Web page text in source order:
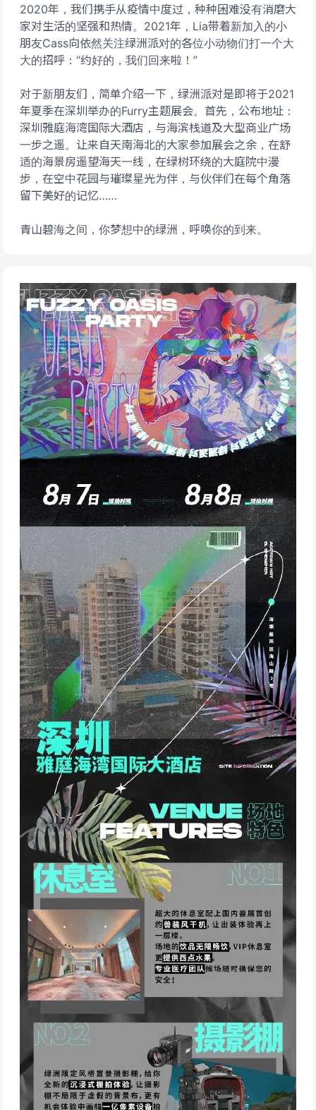
2020年，我们携手从疫情中度过，种种困难没有消磨大
家对生活的坚强和热情。2021年，Lia带着新加入的小
朋友Cass向依然关注绿洲派对的各位小动物们打一个大
大的招呼：“约好的，我们回来啦！”
对于新朋友们，简单介绍一下，绿洲派对是即将于2021
年夏季在深圳举办的Furry主题展会。首先，公布地址：
深圳雅庭海湾国际大酒店，与海滨栈道及大型商业广场
一步之遥。让来自天南海北的大家参加展会之余，在舒
适的海景房遥望海天一线，在绿树环绕的大庭院中漫
步，在空中花园与璀璨星光为伴，与伙伴们在每个角落
留下美好的记忆……
青山碧海之间，你梦想中的绿洲，呼唤你的到来。